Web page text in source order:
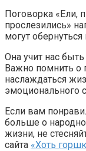
Поговорка «Ели,
прослезились»
могут
Она учит нас
Важно помнить о
наслаждаться
эмоционального
Если вам
больше о
жизни, не
сайта «Хоть